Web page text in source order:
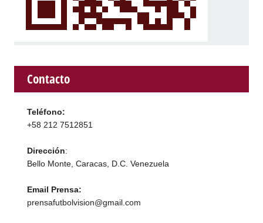
Contacto
Teléfono:
+58 212 7512851
Dirección:
Bello Monte, Caracas, D.C. Venezuela
Email Prensa:
prensafutbolvision@gmail.com